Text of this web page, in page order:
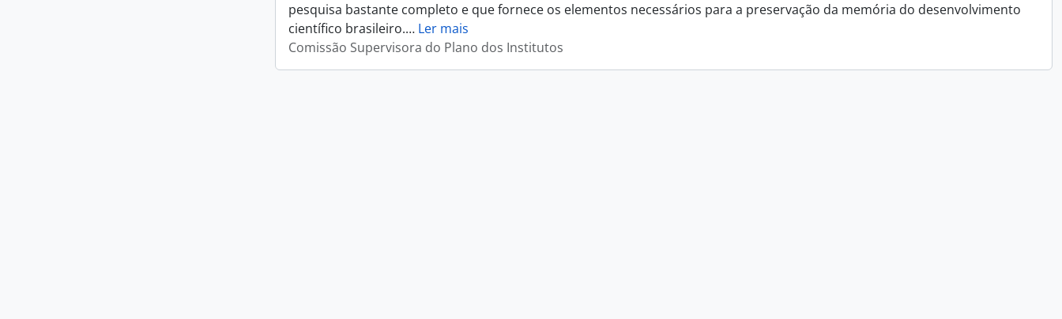
pesquisa bastante completo e que fornece os elementos necessários para a preservação da memória do desenvolvimento
científico brasileiro.… Ler mais
Comissão Supervisora do Plano dos Institutos